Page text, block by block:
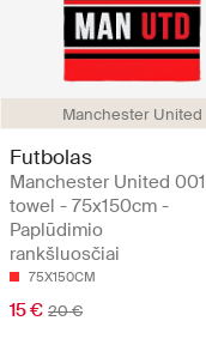
Manchester United
Futbolas
Manchester United 001
towel - 75x150cm -
Paplūdimio
rankšluosčiai
75X150CM
15 € 20 €